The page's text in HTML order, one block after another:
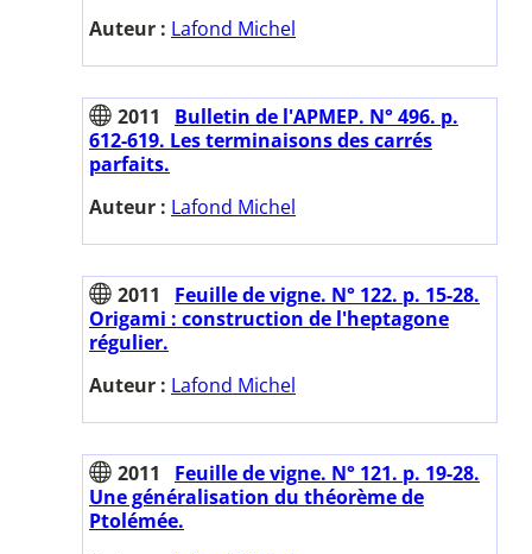
Auteur : Lafond Michel
2011
Bulletin de l'APMEP. N° 496. p.
612-619. Les terminaisons des carrés
parfaits.
Auteur : Lafond Michel
2011
Feuille de vigne. N° 122. p. 15-28.
Origami : construction de l'heptagone
régulier.
Auteur : Lafond Michel
2011
Feuille de vigne. N° 121. p. 19-28.
Une généralisation du théorème de
Ptolémée.